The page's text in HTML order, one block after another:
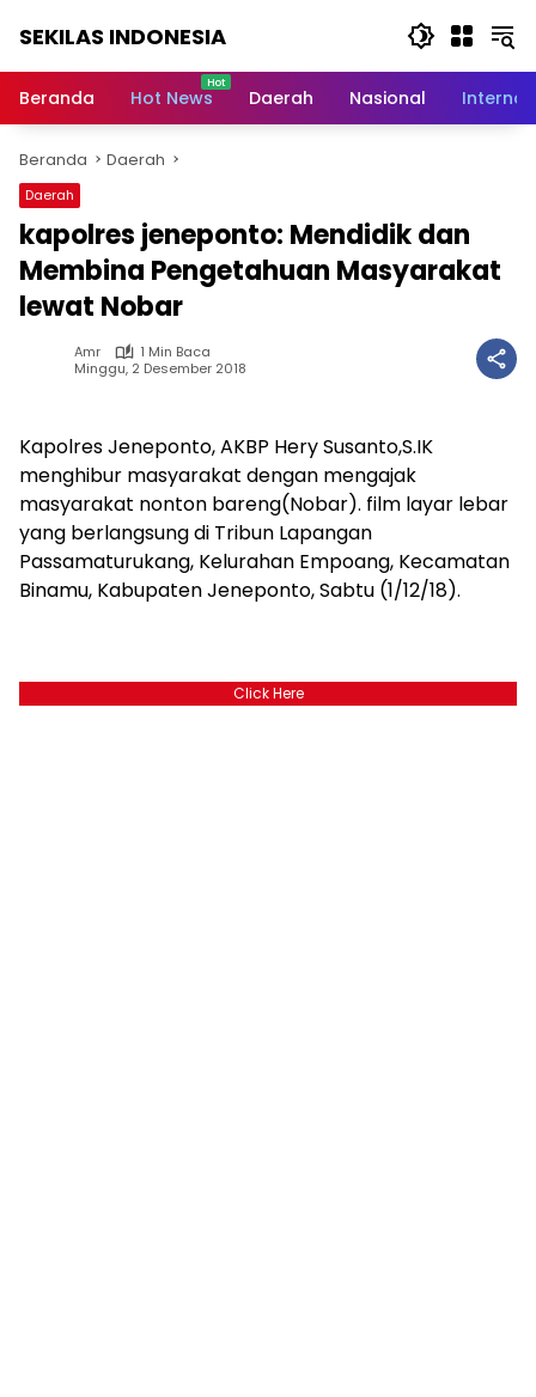
SEKILAS INDONESIA
Terkini,
Latest
World,
Headlines,
News
Today
Beranda Hot News Daerah Nasional
Beranda Daerah
Daerah
kapolres jeneponto: Mendidik dan
Membina Pengetahuan Masyarakat
lewat Nobar
Amr
1 Min Baca
Minggu, 2 Desember 2018
Kapolres Jeneponto, AKBP Hery Susanto,S.IK
menghibur masyarakat dengan mengajak
masyarakat nonton bareng(Nobar). film layar lebar
yang berlangsung di Tribun Lapangan
Passamaturukang, Kelurahan Empoang, Kecamatan
Binamu, Kabupaten Jeneponto, Sabtu (1/12/18).
Click Here